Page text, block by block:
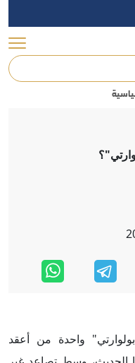
واحدة من أعقد